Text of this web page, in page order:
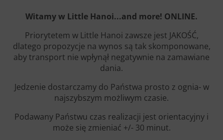
Witamy w Little Hanoi...and more! ONLINE.
Priorytetem w Little Hanoi zawsze jest JAKOŚĆ,
dlatego propozycje na wynos są tak skomponowane,
aby transport nie wpłynął negatywnie na zamawiane
dania.
Jedzenie dostarczamy do Państwa prosto z ognia- w
najszybszym możliwym czasie.
Podawany Państwu czas realizacji jest orientacyjny i
może się zmieniać +/- 30 minut.